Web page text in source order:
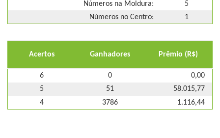
Números na Moldura:
5
Números no Centro:
1
Acertos Ganhadores Prêmio (R$)
6 0
0,00
5
51
58.015,77
4
3786 1.116,44